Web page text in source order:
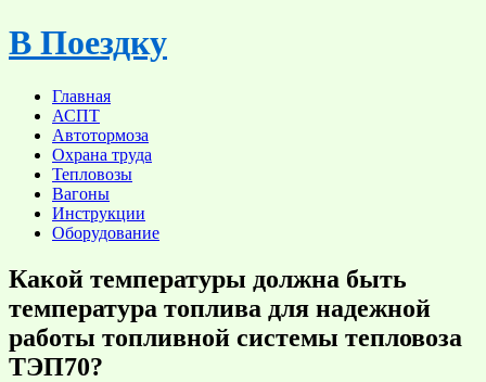
Skip
to
В Поездку
Главная
АСПТ
Автотормоза
Охрана труда
Тепловозы
Вагоны
Инструкции
Оборудование
Какой температуры должна быть
температура топлива для надежной
работы топливной системы тепловоза
ТЭП70?